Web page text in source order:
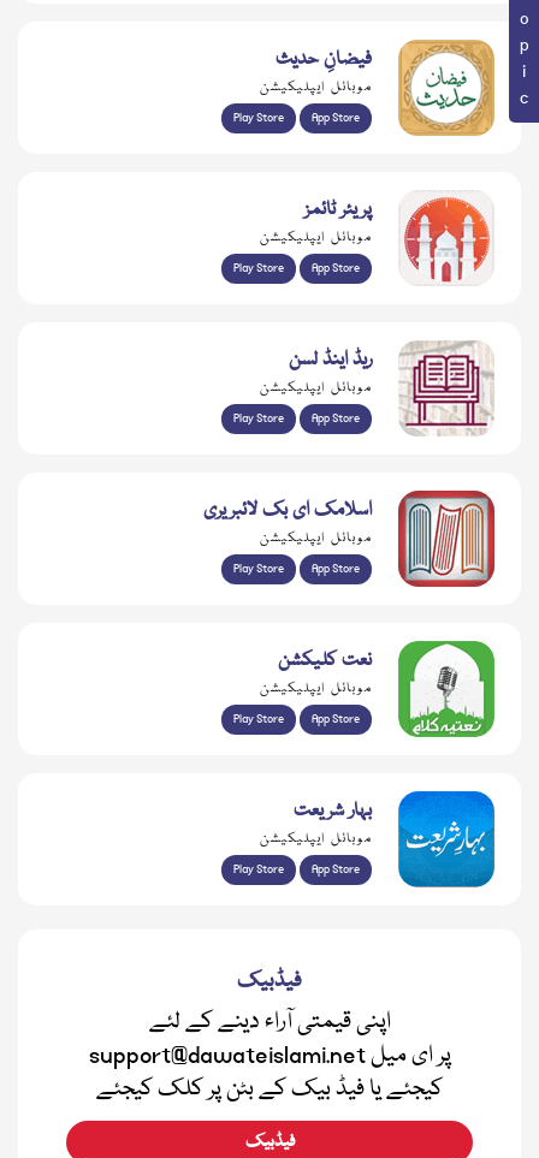
فیضانِ حدیث
موبائل ایپلیکیشن
Play Store App Store
پریئر ٹائمز
موبائل ایپلیکیشن
Play Store App Store
ریڈ اینڈ لسن
موبائل ایپلیکیشن
Play Store App Store
اسلامک ای بک لائبریری
موبائل ایپلیکیشن
Play Store App Store
نعت کلیکشن
موبائل ایپلیکیشن
Play Store App Store
بہار شریعت
موبائل ایپلیکیشن
Play Store App Store
فیڈبیک
اپنی قیمتی آراء دینے کے لئے
support@dawateislami.net پر ای میل
کیجئے یا فیڈ بیک کے بٹن پر کلک کیجئے
فیڈبیک